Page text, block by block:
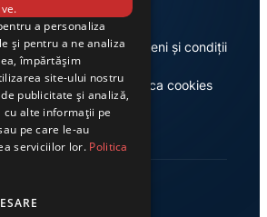
Termeni și condiții
Politica cookies
a personaliza
și pentru a ne analiza
împărtășim
site-ului nostru
publicitate și analiză,
cu alte informații pe
pe care le-au
serviciilor lor. Politica